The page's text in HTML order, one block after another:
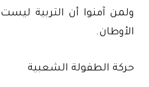
ولمن آمنوا أن التربية
الأوطان.
حركة الطفولة الشعبية